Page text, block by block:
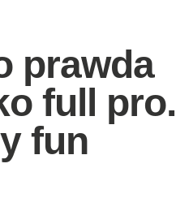
prawda
full pro.
fun